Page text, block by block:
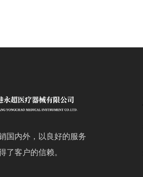
国内外，以良好的服务
了客户的信赖。